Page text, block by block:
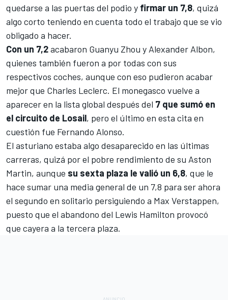
quedarse a las puertas del podio y firmar un 7,8, quizá
algo corto teniendo en cuenta todo el trabajo que se vio
obligado a hacer.
Con un 7,2acabaron Guanyu Zhou y Alexander Albon,
quienes también fueron a por todas con sus
respectivos coches, aunque con eso pudieron acabar
mejor que Charles Leclerc. El monegasco vuelve a
aparecer en la lista global después del 7 que sumó en
el circuito de Losail, pero el último en esta cita en
cuestión fue Fernando Alonso.
El asturiano estaba algo desaparecido en las últimas
carreras, quizá por el pobre rendimiento de su Aston
Martin, aunque su sexta plaza le valió un 6,8, que le
hace sumar una media general de un 7,8 para ser ahora
el segundo en solitario persiguiendo a Max Verstappen,
puesto que el abandono del Lewis Hamilton provocó
que cayera a la tercera plaza.